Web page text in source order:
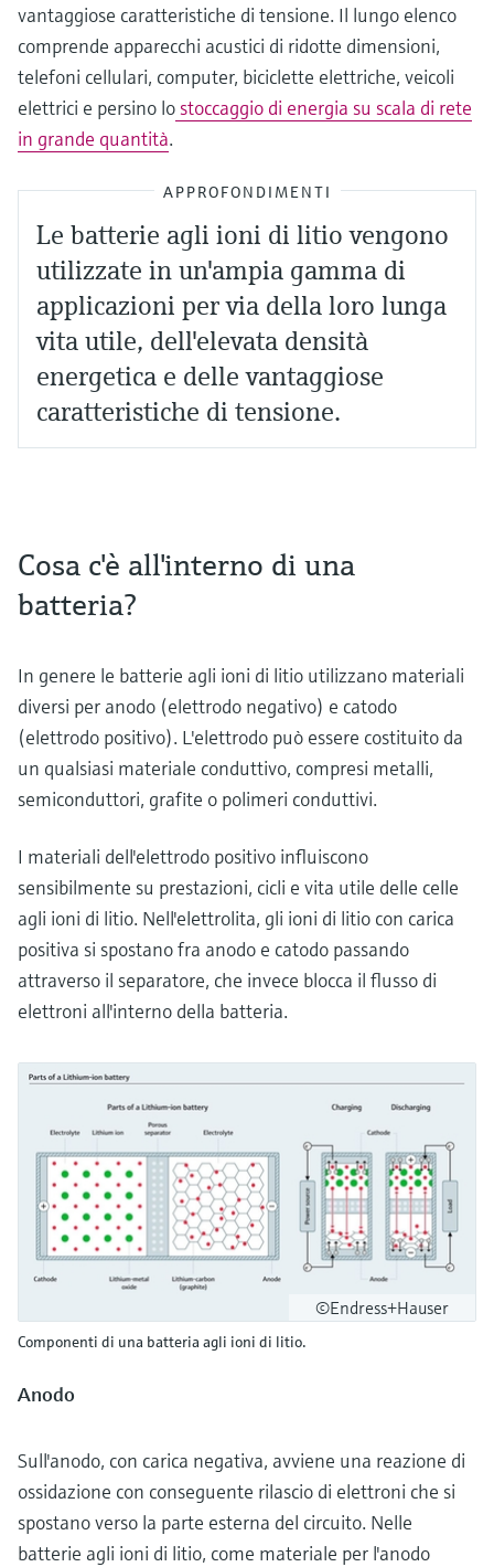
vantaggiose caratteristiche di tensione. Il lungo elenco
comprende apparecchi acustici di ridotte dimensioni,
telefoni cellulari, computer, biciclette elettriche, veicoli
elettrici e persino lostoccaggio di energia su scala di rete
in grande quantità.
APPROFONDIMENTI
Le batterie agli ioni di litio vengono
utilizzate in un'ampia gamma di
applicazioni per via della loro lunga
vita utile, dell'elevata densità
energetica e delle vantaggiose
caratteristiche di tensione.
Cosa c'è all'interno di una
batteria?
In genere le batterie agli ioni di litio utilizzano materiali
diversi per anodo (elettrodo negativo) e catodo
(elettrodo positivo). L'elettrodo può essere costituito da
un qualsiasi materiale conduttivo, compresi metalli,
semiconduttori, grafite o polimeri conduttivi.
I materiali dell'elettrodo positivo influiscono
sensibilmente su prestazioni, cicli e vita utile delle celle
agli ioni di litio. Nell'elettrolita, gli ioni di litio con carica
positiva si spostano fra anodo e catodo passando
attraverso il separatore, che invece blocca il flusso di
elettroni all'interno della batteria.
©Endress+Hauser
Componenti di una batteria agli ioni di litio.
Anodo
Sull'anodo, con carica negativa, avviene una reazione di
ossidazione con conseguente rilascio di elettroni che si
spostano verso la parte esterna del circuito. Nelle
batterie agli ioni di litio, come materiale per l'anodo